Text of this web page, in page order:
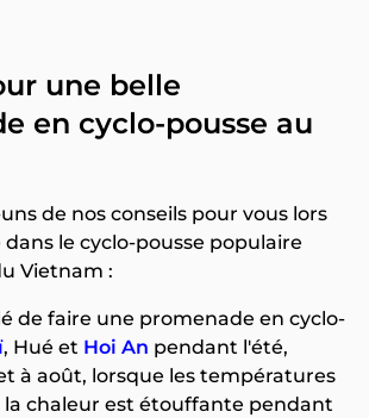
une belle
en cyclo-pousse au
de nos conseils pour vous lors
le cyclo-pousse populaire
Vietnam :
de faire une promenade en cyclo-
, Hué et Hoi An pendant l'été,
à août, lorsque les températures
la chaleur est étouffante pendant